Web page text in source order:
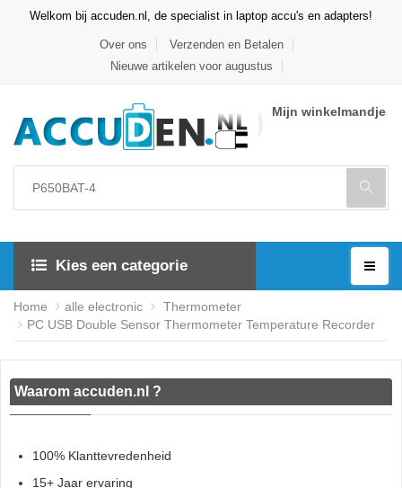
Welkom bij accuden.nl, de specialist in laptop accu's en adapters!
Over ons
Verzenden en Betalen
Nieuwe artikelen voor augustus
Mijn winkelmandje
Kies een categorie
Home alle electronic
Thermometer
PC USB Double Sensor Thermometer Temperature Recorder
Waarom accuden.nl ?
100% Klanttevredenheid
15+ Jaar ervaring